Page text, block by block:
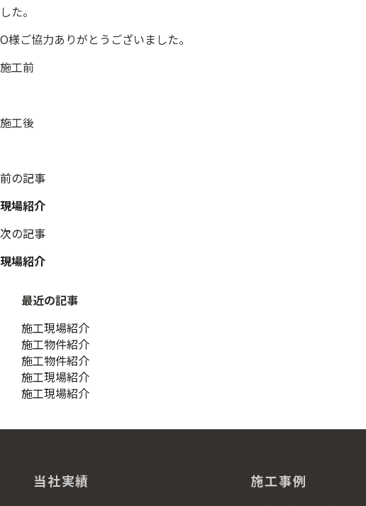
した。
O様ご協力ありがとうございました。
施工前
施工後
投
ナ
ビ
ゲ
ー
前の記事
現場紹介
次の記事
現場紹介
最近の記事
施工現場紹介
施工物件紹介
施工物件紹介
施工現場紹介
施工現場紹介
当社実績 施工事例